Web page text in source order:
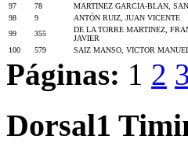
97
78 MARTINEZ GARCIA-BLAN,
98
9 ANTÓN RUIZ, JUAN VICENTE
99
355
DE LA TORRE MARTINEZ,
JAVIER
100
579 SAIZ MANSO, VICTOR
Páginas: 1 2 3
Dorsal1